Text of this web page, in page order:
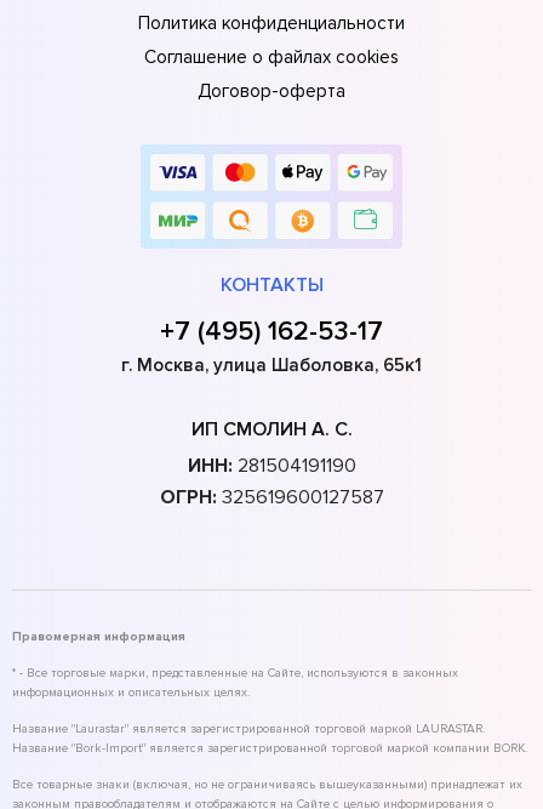
Политика конфиденциальности
Соглашение о файлах cookies
Договор-оферта
КОНТАКТЫ
+7 (495) 162-53-17
г. Москва, улица Шаболовка, 65к1
ИП СМОЛИН А. С.
ИНН: 281504191190
ОГРН: 325619600127587
Правомерная информация
* - Все торговые марки, представленные на Сайте, используются в законных
информационных и описательных целях.
Название "Laurastar" является зарегистрированной торговой маркой LAURASTAR.
Название "Bork-Import" является зарегистрированной торговой маркой компании BORK.
Все товарные знаки (включая, но не ограничиваясь вышеуказанными) принадлежат их
законным правообладателям и отображаются на Сайте с целью информирования о